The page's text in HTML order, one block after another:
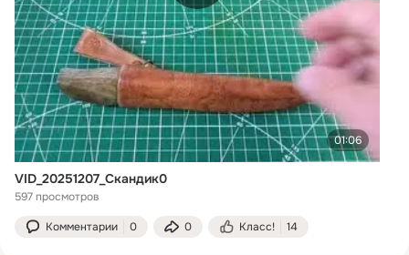
01:06
VID_20251207_Скандик0
597 просмотров
Комментарии 0 0 Класс! 14